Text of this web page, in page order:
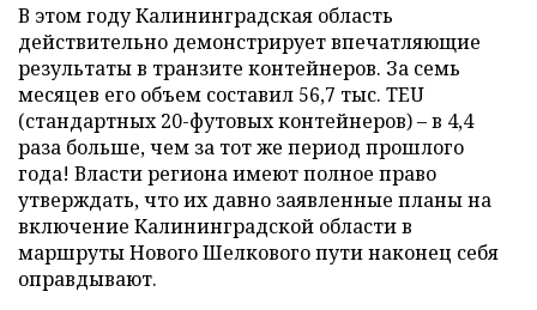
В этом году Калининградская область
действительно демонстрирует впечатляющие
результаты в транзите контейнеров. За семь
месяцев его объем составил 56,7 тыс. TEU
(стандартных 20-футовых контейнеров) – в 4,4
раза больше, чем за тот же период прошлого
года! Власти региона имеют полное право
утверждать, что их давно заявленные планы на
включение Калининградской области в
маршруты Нового Шелкового пути наконец себя
оправдывают.